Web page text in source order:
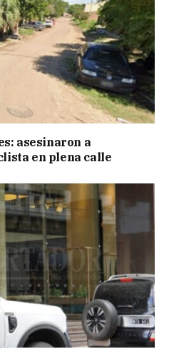
asesinaron a
en plena calle